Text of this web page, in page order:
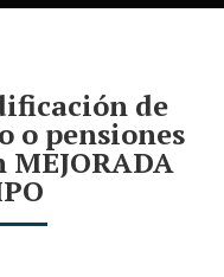
de
o pensiones